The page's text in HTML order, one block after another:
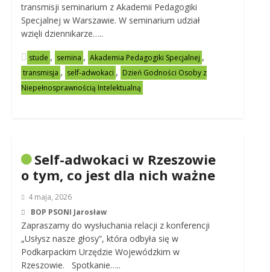
transmisji seminarium z Akademii Pedagogiki
Specjalnej w Warszawie. W seminarium udział
wzięli dziennikarze…..
stude , semina , Akademia Pedagogiki Specjalnej ,
transmisja , self-adwokaci , Dzień Godności Osoby z
Niepełnosprawnością Intelektualną
Self-adwokaci w Rzeszowie
o tym, co jest dla nich ważne
4 maja, 2026
BOP PSONI Jarosław
Zapraszamy do wysłuchania relacji z konferencji
„Usłysz nasze głosy”, która odbyła się w
Podkarpackim Urzędzie Wojewódzkim w
Rzeszowie. Spotkanie…..